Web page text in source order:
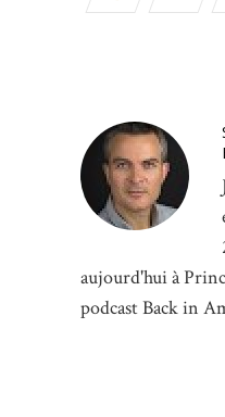
aujourd'hui à
podcast Back in